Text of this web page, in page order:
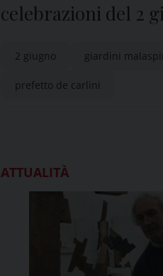
celebrazioni del 2
2 giugno giardini
prefetto de carlini
ATTUALITÀ